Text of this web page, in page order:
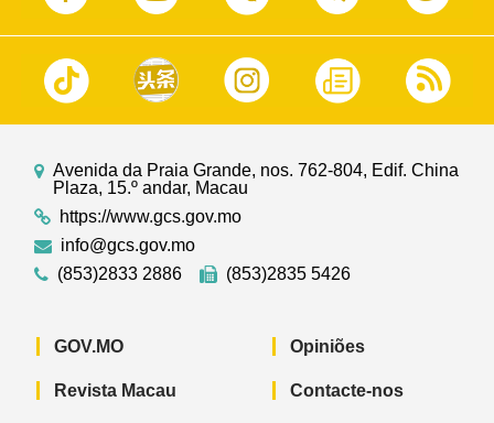
Avenida da Praia Grande, nos. 762-804, Edif. China
Plaza, 15.º andar, Macau
https://www.gcs.gov.mo
info@gcs.gov.mo
(853)2833 2886
(853)2835 5426
GOV.MO
Revista Macau
Opiniões
Contacte-nos